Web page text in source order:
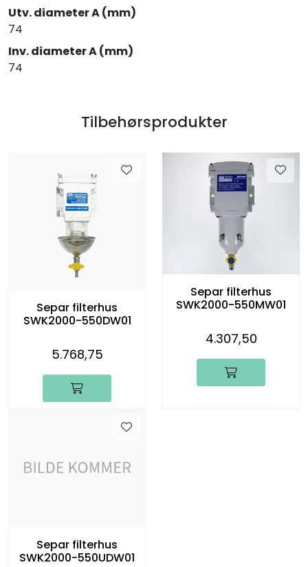
Utv. diameter A (mm)
74
Inv. diameter A (mm)
74
Tilbehørsprodukter
Separ filterhus
SWK2000-550DW01
5.768,75
Separ filterhus
SWK2000-550MW01
4.307,50
Separ filterhus
SWK2000-550UDW01